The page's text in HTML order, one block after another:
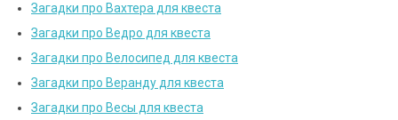
Загадки про Вахтера для квеста
Загадки про Ведро для квеста
Загадки про Велосипед для квеста
Загадки про Веранду для квеста
Загадки про Весы для квеста